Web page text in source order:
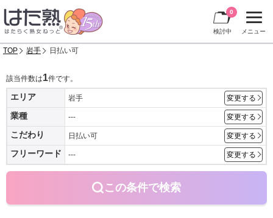
メニュー
検討中
0
TOP 岩手 日払い可
該当件数は1件です。
エリア 岩手 変更する
業種 --- 変更する
こだわり 日払い可 変更する
フリーワード --- 変更する
この条件で検索